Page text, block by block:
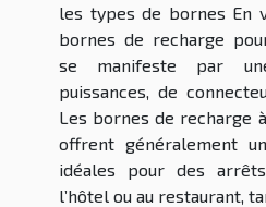
les types de bornes En
bornes de recharge
se manifeste par
puissances, de
Les bornes de recharge
offrent généralement
idéales pour des
l’hôtel ou au restaurant,